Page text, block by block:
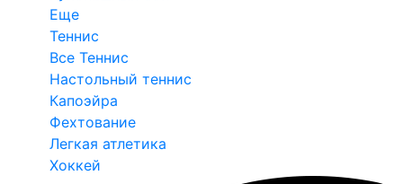
Еще
Теннис
Все Теннис
Настольный теннис
Капоэйра
Фехтование
Легкая атлетика
Хоккей